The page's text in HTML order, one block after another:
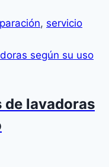
, servicio
de lavadoras